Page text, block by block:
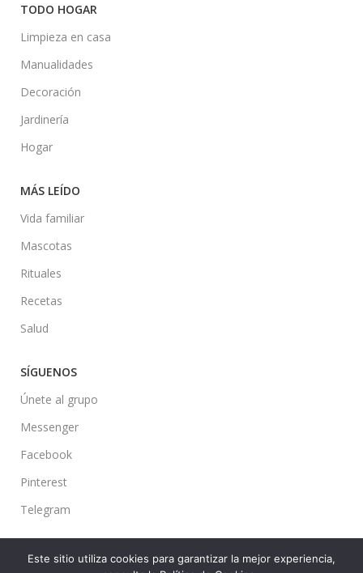
TODO HOGAR
Limpieza en casa
Manualidades
Decoración
Jardinería
Hogar
MÁS LEÍDO
Vida familiar
Mascotas
Rituales
Recetas
Salud
SÍGUENOS
Únete al grupo
Messenger
Facebook
Pinterest
Telegram
Este sitio utiliza cookies para garantizar la mejor experiencia,